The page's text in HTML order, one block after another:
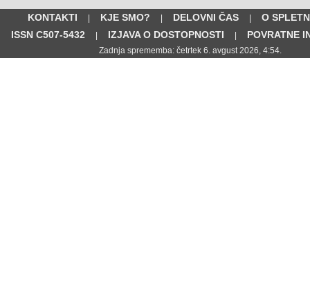
KONTAKTI | KJE SMO? | DELOVNI ČAS |
O
ISSN C507-5432
| IZJAVA O DOSTOPNOSTI | POVRATNE
Zadnja sprememba: četrtek 6. avgust 2026, 4:54.